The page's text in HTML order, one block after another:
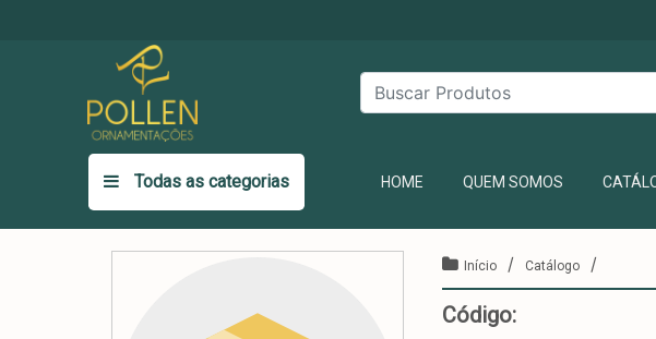
Todas as categorias HOME (CURRENT)
QUEM SOMOS
Início / Catálogo /
Código: